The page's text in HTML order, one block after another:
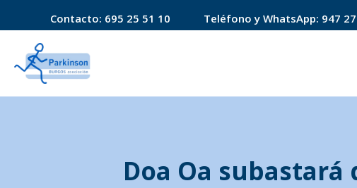
Contacto: 695 25 51 10 Teléfono y WhatsApp: 947
Doa Oa